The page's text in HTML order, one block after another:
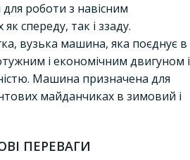
роботи з навісним
спереду, так і ззаду.
вузька машина, яка поєднує в
і економічним двигуном і
Машина призначена для
майданчиках в зимовий і
ПЕРЕВАГИ